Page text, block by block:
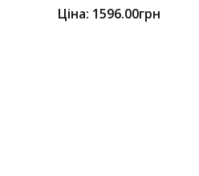
Ціна: 1596.00грн